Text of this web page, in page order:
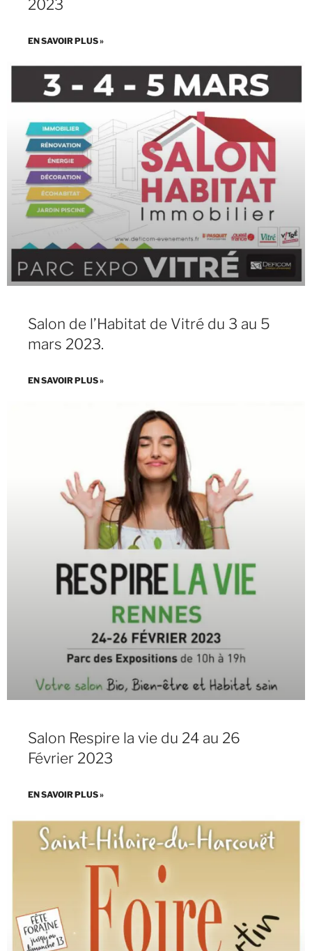
2023
EN SAVOIR PLUS »
Salon de l’Habitat de Vitré du 3 au 5
mars 2023.
EN SAVOIR PLUS »
Salon Respire la vie du 24 au 26
Février 2023
EN SAVOIR PLUS »